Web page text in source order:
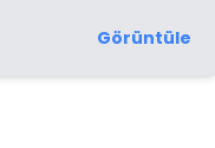
Görüntüle